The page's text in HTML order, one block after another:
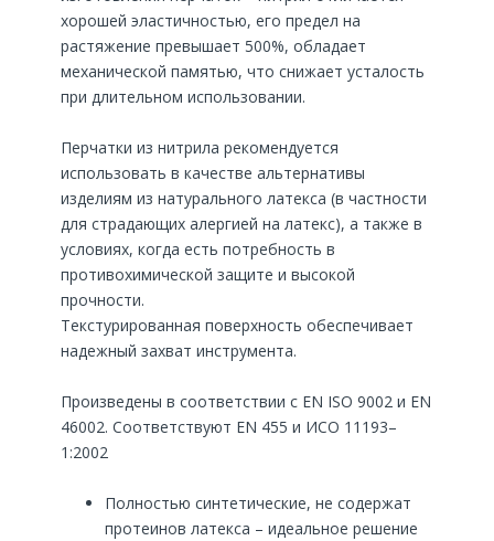
хорошей эластичностью, его предел на
растяжение превышает 500%, обладает
механической памятью, что снижает усталость
при длительном использовании.
Перчатки из нитрила рекомендуется
использовать в качестве альтернативы
изделиям из натурального латекса (в частности
для страдающих алергией на латекс), а также в
условиях, когда есть потребность в
противохимической защите и высокой
прочности.
Текстурированная поверхность обеспечивает
надежный захват инструмента.
Произведены в соответствии с EN ISO 9002 и EN
46002. Соответствуют EN 455 и ИСО 11193–
1:2002
Полностью синтетические, не содержат
протеинов латекса – идеальное решение